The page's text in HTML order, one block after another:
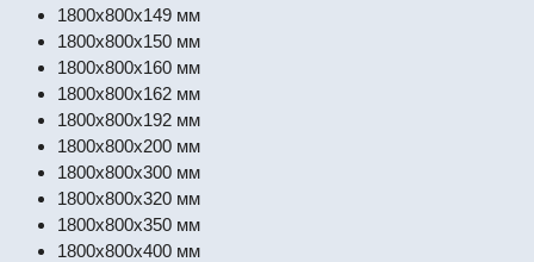
1800x800x149 мм
1800x800x150 мм
1800x800x160 мм
1800x800x162 мм
1800x800x192 мм
1800x800x200 мм
1800x800x300 мм
1800x800x320 мм
1800x800x350 мм
1800x800x400 мм